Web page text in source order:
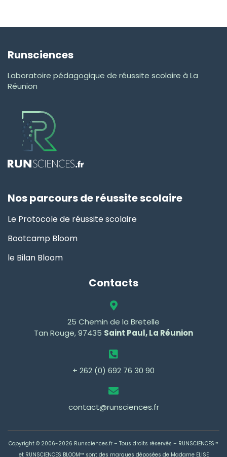
Runsciences
Laboratoire pédagogique de réussite scolaire à La
Réunion
Nos parcours de réussite scolaire
Le Protocole de réussite scolaire
Bootcamp Bloom
le Bilan Bloom
Contacts
25 Chemin de la Bretelle
Tan Rouge, 97435 Saint Paul, La Réunion
+ 262 (0) 692 76 30 90
contact@runsciences.fr
Copyright © 2006-2026 Runsciences.fr – Tous droits réservés – RUNSCIENCES™
et RUNSCIENCES BLOOM™ sont des marques déposées de Madame ELISE